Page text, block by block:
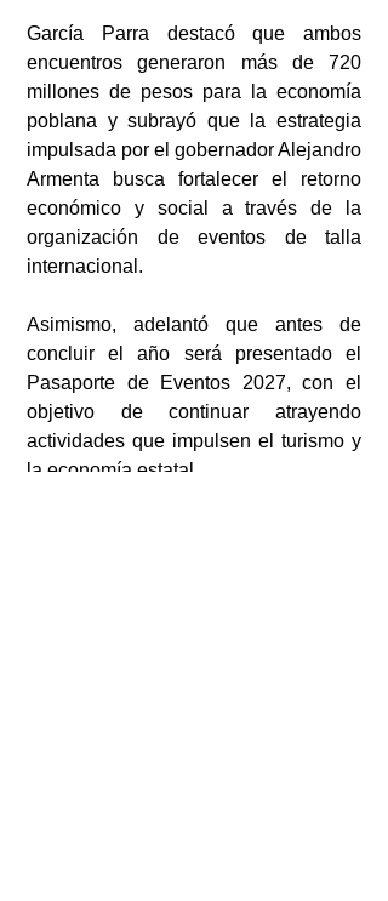
García Parra destacó que ambos
encuentros generaron más de 720
millones de pesos para la economía
poblana y subrayó que la estrategia
impulsada por el gobernador Alejandro
Armenta busca fortalecer el retorno
económico y social a través de la
organización de eventos de talla
internacional.
Asimismo, adelantó que antes de
concluir el año será presentado el
Pasaporte de Eventos 2027, con el
objetivo de continuar atrayendo
actividades que impulsen el turismo y
la economía estatal.